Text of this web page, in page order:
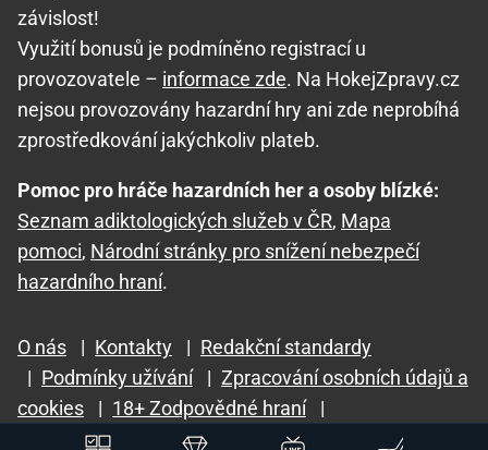
závislost!
Využití bonusů je podmíněno registrací u
provozovatele – informace zde. Na HokejZpravy.cz
nejsou provozovány hazardní hry ani zde neprobíhá
zprostředkování jakýchkoliv plateb.
Pomoc pro hráče hazardních her a osoby blízké:
Seznam adiktologických služeb v ČR, Mapa
pomoci, Národní stránky pro snížení nebezpečí
hazardního hraní.
O nás | Kontakty | Redakční standardy
| Podmínky užívání | Zpracování osobních údajů a
cookies
| 18+ Zodpovědné hraní
|
GTO Solutions, s.r.o.